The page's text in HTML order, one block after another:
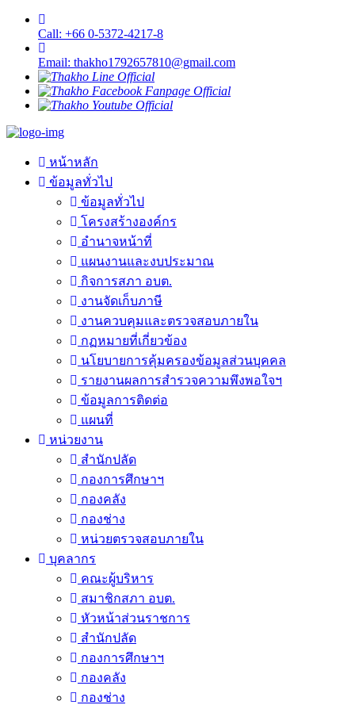
Call: +66 0-5372-4217-8
Email: thakho1792657810@gmail.com
หน้าหลัก
ข้อมูลทั่วไป
ข้อมูลทั่วไป
โครงสร้างองค์กร
อำนาจหน้าที่
แผนงานและงบประมาณ
กิจการสภา อบต.
งานจัดเก็บภาษี
งานควบคุมและตรวจสอบภายใน
กฏหมายที่เกี่ยวข้อง
นโยบายการคุ้มครองข้อมูลส่วนบุคคล
รายงานผลการสำรวจความพึงพอใจฯ
ข้อมูลการติดต่อ
แผนที่
หน่วยงาน
สำนักปลัด
กองการศึกษาฯ
กองคลัง
กองช่าง
หน่วยตรวจสอบภายใน
บุคลากร
คณะผู้บริหาร
สมาชิกสภา อบต.
หัวหน้าส่วนราชการ
สำนักปลัด
กองการศึกษาฯ
กองคลัง
กองช่าง